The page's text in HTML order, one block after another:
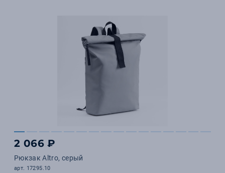
2 066 ₽
Рюкзак Altro, серый
арт. 17295.10